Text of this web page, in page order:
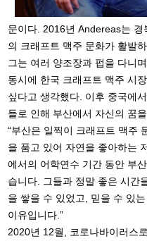
문이다. 2016년 Andereas는
의 크래프트 맥주 문화가 활발
그는 여러 양조장과 펍을 다니
동시에 한국 크래프트 맥주 시
싶다고 생각했다. 이후 중국에
들로 인해 부산에서 자신의 꿈
“부산은 일찍이 크래프트 맥주
을 품고 있어 자연을 좋아하는
에서의 어학연수 기간 동안 부
습니다. 그들과 정말 좋은 시간
을 쌓을 수 있었고, 믿을 수 있
이유입니다.”
2020년 12월, 코로나바이러스